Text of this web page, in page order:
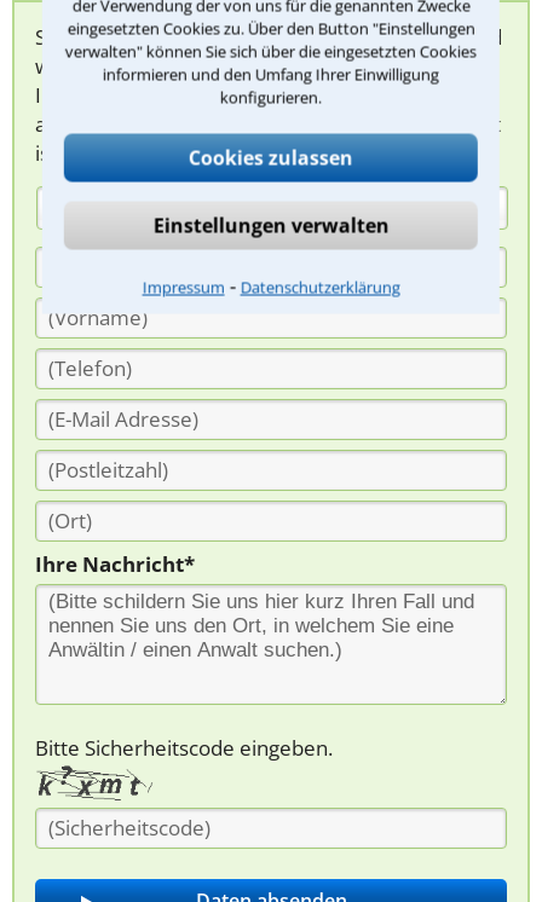
der Verwendung der von uns für die genannten Zwecke
eingesetzten Cookies zu. Über den Button "Einstellungen
verwalten" können Sie sich über die eingesetzten Cookies
informieren und den Umfang Ihrer Einwilligung
konfigurieren.
Cookies zulassen
Einstellungen verwalten
Impressum ⁃ Datenschutzerklärung
Sie können hier Ihren Fall schildern. Anschließend
werden sich spezialisierte Rechtsanwälte bei
Ihnen melden, um das weitere Vorgehen
abzuklären. Die Rückmeldung durch einen Anwalt
ist für Sie kostenlos.
(Anrede)
Ihre Nachricht*
Bitte Sicherheitscode eingeben.